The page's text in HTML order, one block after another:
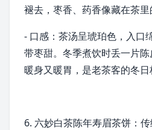
褪去，枣香、药香像藏在茶里
- 口感：茶汤呈琥珀色，入口
带枣甜。冬季煮饮时丢一片陈
暖身又暖胃，是老茶客的冬日
6. 六妙白茶陈年寿眉茶饼：